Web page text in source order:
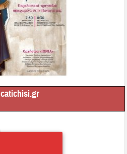
catichisi.gr